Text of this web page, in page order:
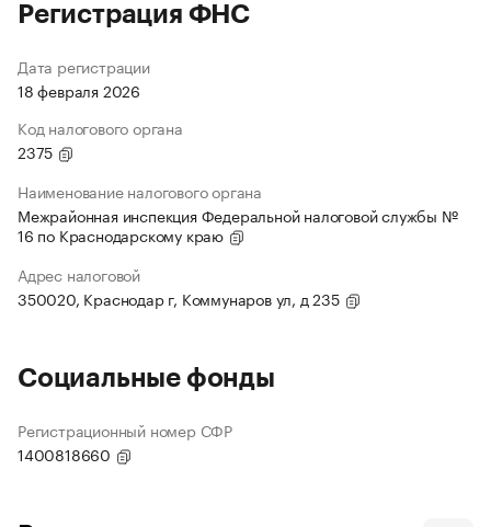
Регистрация ФНС
Дата регистрации
18 февраля 2026
Код налогового органа
2375
Наименование налогового органа
Межрайонная инспекция Федеральной налоговой службы №
16 по Краснодарскому краю
Адрес налоговой
350020, Краснодар г, Коммунаров ул, д 235
Социальные фонды
Регистрационный номер СФР
1400818660